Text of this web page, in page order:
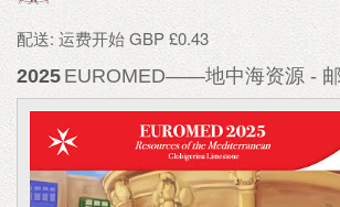
配送: 运费开始 GBP £0.43
2025 EUROMED——地中海资源 -